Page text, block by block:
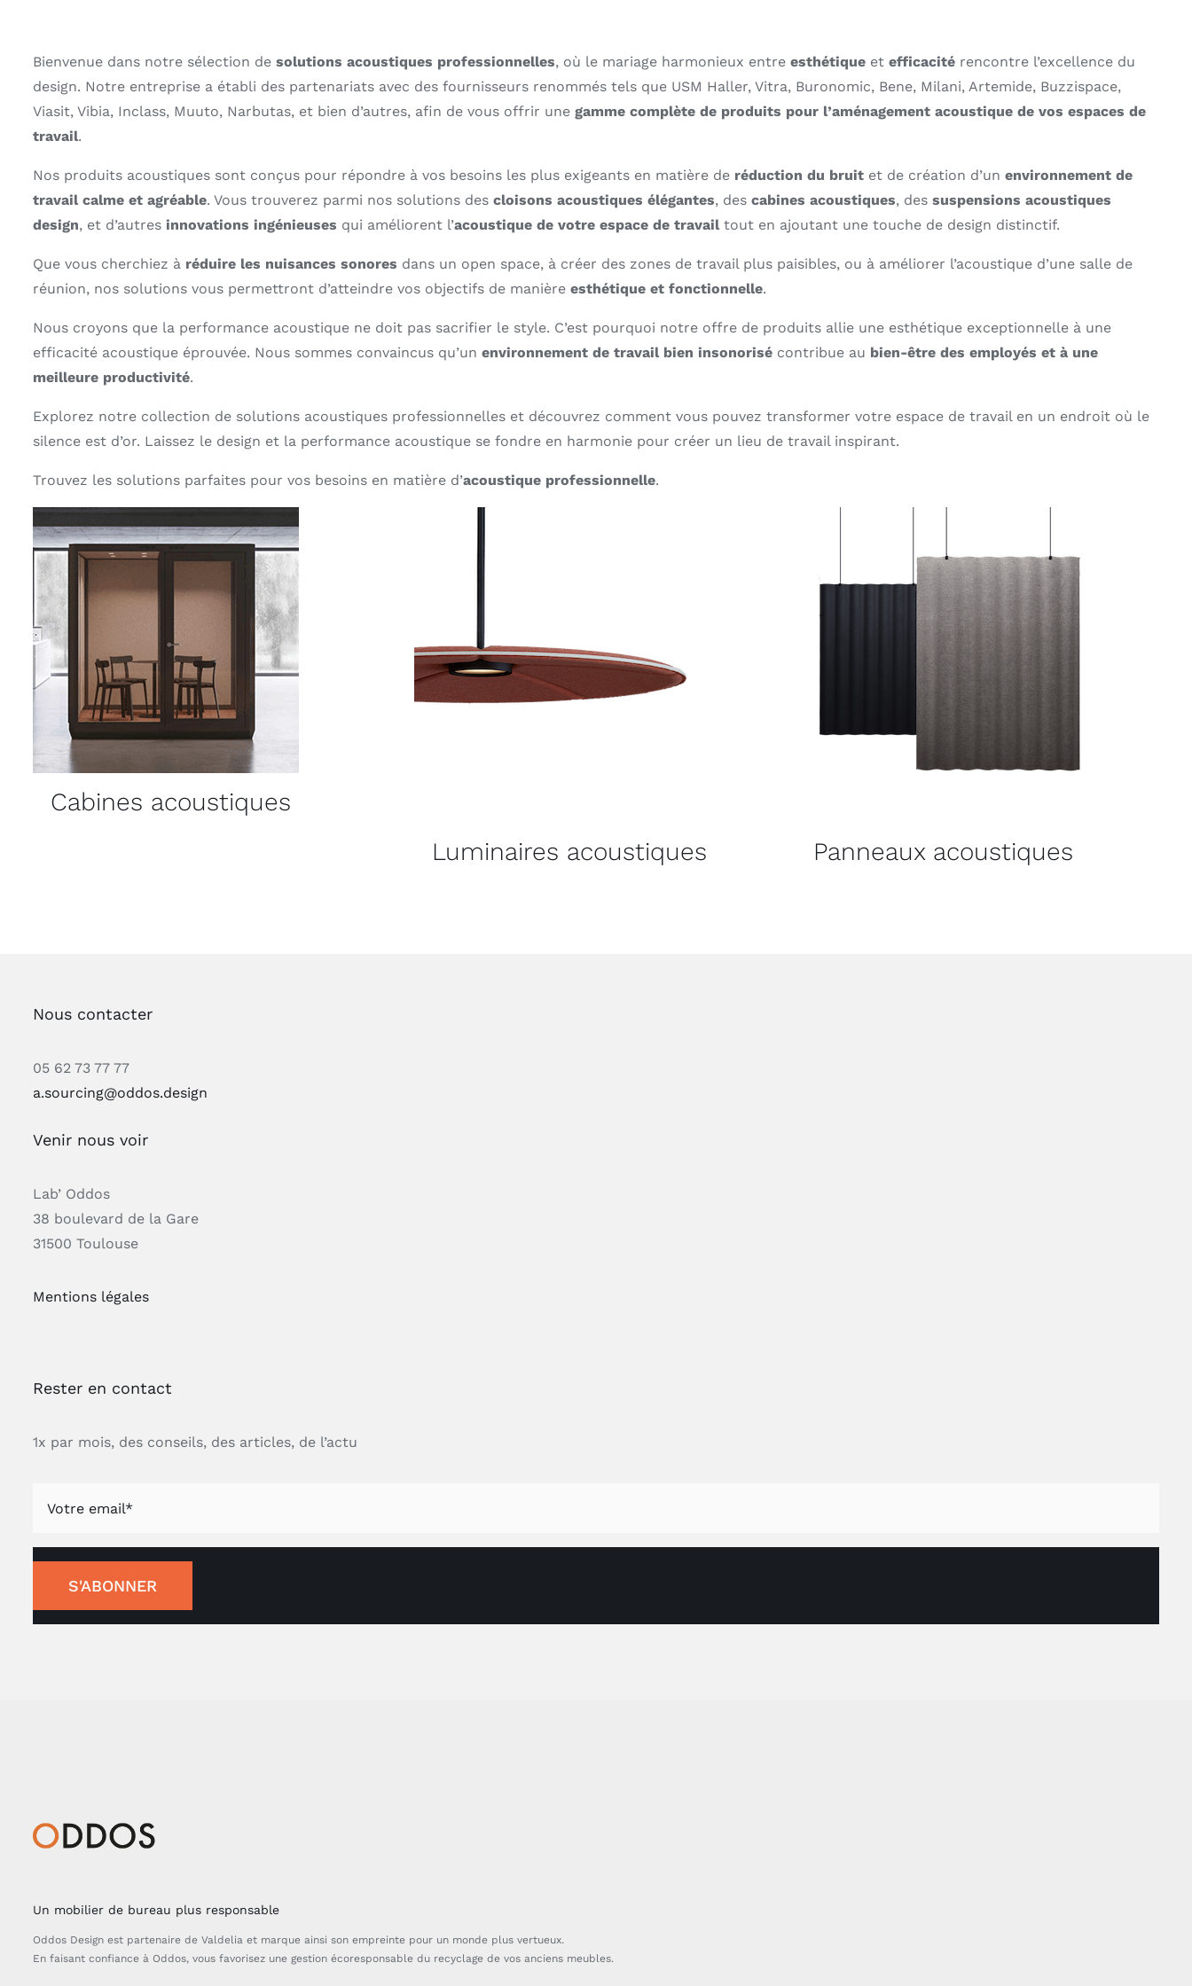
Contact
Bienvenue dans notre sélection de solutions acoustiques professionnelles, où le mariage harmonieux entre esthétique et efficacité rencontre l’excellence du
design. Notre entreprise a établi des partenariats avec des fournisseurs renommés tels que USM Haller, Vitra, Buronomic, Bene, Milani, Artemide, Buzzispace,
Viasit, Vibia, Inclass, Muuto, Narbutas, et bien d’autres, afin de vous offrir une gamme complète de produits pour l’aménagement acoustique de vos espaces de
travail.
Nos produits acoustiques sont conçus pour répondre à vos besoins les plus exigeants en matière de réduction du bruit et de création d’un environnement de
travail calme et agréable. Vous trouverez parmi nos solutions des cloisons acoustiques élégantes, des cabines acoustiques, des suspensions acoustiques
design, et d’autres innovations ingénieuses qui améliorent l’acoustique de votre espace de travail tout en ajoutant une touche de design distinctif.
Que vous cherchiez à réduire les nuisances sonores dans un open space, à créer des zones de travail plus paisibles, ou à améliorer l’acoustique d’une salle de
réunion, nos solutions vous permettront d’atteindre vos objectifs de manière esthétique et fonctionnelle.
Nous croyons que la performance acoustique ne doit pas sacrifier le style. C’est pourquoi notre offre de produits allie une esthétique exceptionnelle à une
efficacité acoustique éprouvée. Nous sommes convaincus qu’un environnement de travail bien insonorisé contribue au bien-être des employés et à une
meilleure productivité.
Explorez notre collection de solutions acoustiques professionnelles et découvrez comment vous pouvez transformer votre espace de travail en un endroit où le
silence est d’or. Laissez le design et la performance acoustique se fondre en harmonie pour créer un lieu de travail inspirant.
Trouvez les solutions parfaites pour vos besoins en matière d’acoustique professionnelle.
Cabines acoustiques
Luminaires acoustiques
Panneaux acoustiques
Nous contacter
05 62 73 77 77
a.sourcing@oddos.design
Venir nous voir
Lab’ Oddos
38 boulevard de la Gare
31500 Toulouse
Mentions légales
Rester en contact
1x par mois, des conseils, des articles, de l’actu
S'ABONNER
Un mobilier de bureau plus responsable
Oddos Design est partenaire de Valdelia et marque ainsi son empreinte pour un monde plus vertueux.
En faisant confiance à Oddos, vous favorisez une gestion écoresponsable du recyclage de vos anciens meubles.